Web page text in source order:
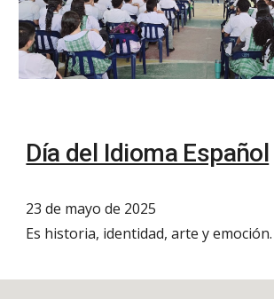
Día del Idioma Español
23 de mayo de 2025
Es historia, identidad, arte y emoción.